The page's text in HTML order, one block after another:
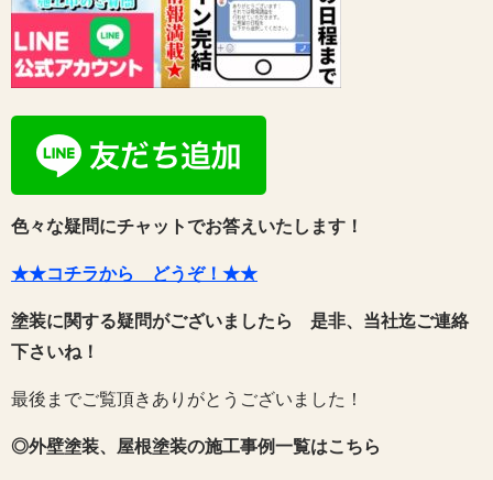
色々な疑問にチャットでお答えいたします！
★★コチラから どうぞ！★★
塗装に関する疑問がございましたら 是非、当社迄ご連絡
下さいね！
最後までご覧頂きありがとうございました！
◎外壁塗装、屋根塗装の施工事例一覧はこちら